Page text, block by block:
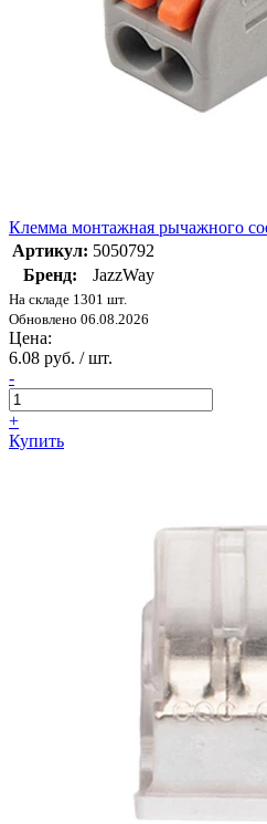
Клемма монтажная рычажного
Артикул: 5050792
Бренд:
JazzWay
На складе 1301 шт.
Обновлено 06.08.2026
Цена:
6.08 руб. / шт.
-
+
Купить